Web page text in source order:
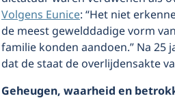
Volgens Eunice: “Het niet
de meest gewelddadige vorm
familie konden aandoen.” Na 25
dat de staat de overlijdensakte
Geheugen, waarheid en